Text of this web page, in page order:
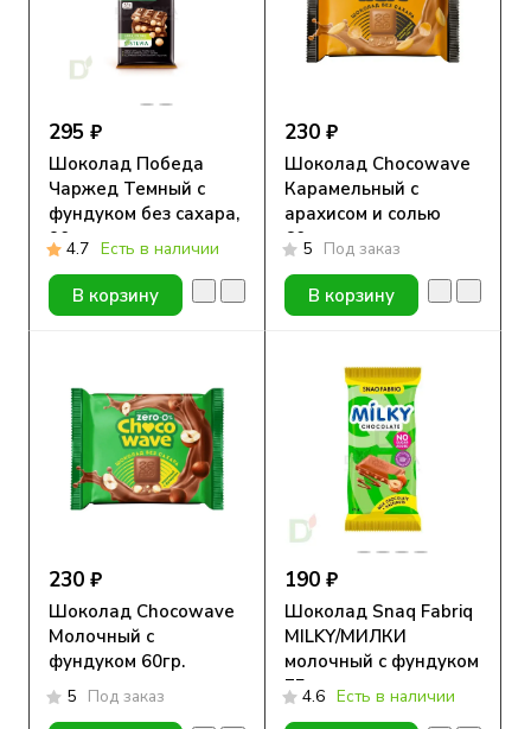
295 ₽
Шоколад Победа
Чаржед Темный с
фундуком без сахара,
90г.
4.7 Есть в наличии
В корзину
230 ₽
Шоколад Chocowave
Карамельный с
арахисом и солью
60гр.
5 Под заказ
В корзину
230 ₽
Шоколад Chocowave
Молочный с
фундуком 60гр.
5 Под заказ
190 ₽
Шоколад Snaq Fabriq
MILKY/МИЛКИ
молочный с фундуком
75гр
4.6 Есть в наличии